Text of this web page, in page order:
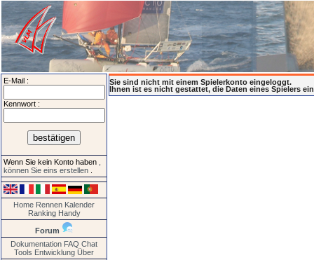
E-Mail :
Kennwort :
Wenn Sie kein Konto haben
können Sie eins erstellen
Home Rennen Kalender
Ranking Handy
Forum
Dokumentation FAQ Chat
Tools Entwicklung Über
Sie sind nicht mit einem Spielerkonto eingeloggt.
Ihnen ist es nicht gestattet, die Daten eines Spielers